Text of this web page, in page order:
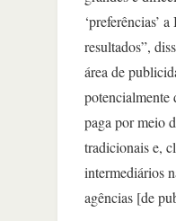
‘preferências’
resultados”,
área de
potencialmente
paga por meio
tradicionais e,
intermediários
agências [de